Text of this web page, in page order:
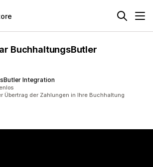
BuchhaltungsButler
Integration
5
Übertrag der Zahlungen in Ihre Buchhaltung